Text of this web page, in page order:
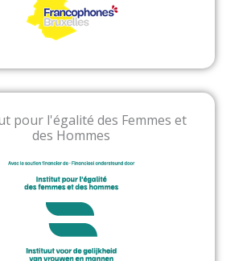
pour l'égalité des Femmes et
des Hommes